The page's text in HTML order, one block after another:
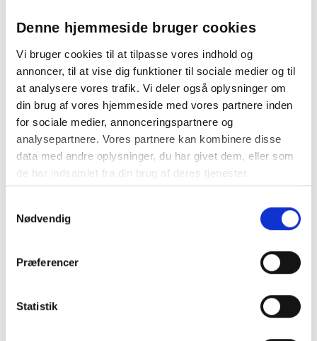
Denne hjemmeside bruger cookies
Vi bruger cookies til at tilpasse vores indhold og
annoncer, til at vise dig funktioner til sociale medier og til
at analysere vores trafik. Vi deler også oplysninger om
din brug af vores hjemmeside med vores partnere inden
for sociale medier, annonceringspartnere og
analysepartnere. Vores partnere kan kombinere disse
data med andre oplysninger, du har givet dem, eller som
de har indsamlet fra din brug af deres tjenester.
Nødvendig
Præferencer
Statistik
Brug 10–15 ml mundskyl to gange dagligt
Skyl munden i 30 sekunder – spyt ud, men undlad
at skylle efter med vand
Undgå at spise eller drikke 30 minutter efter brug
Brug gerne mundskyllen efter tandbørstning og
rensning af mellemrummene
Bruges dagligt som en del af din mundplejerutine
Ved regelmæssig brug bidrager mundskyllen til at styrke
tandkødets modstandskraft, reducere plak og beskytte
GUM Activital mundskyl anbefales til
Personer med følsomt tandkød, eller tidlige tegn
på inflammation
Dig, der ønsker et alkoholfrit og mildt produkt